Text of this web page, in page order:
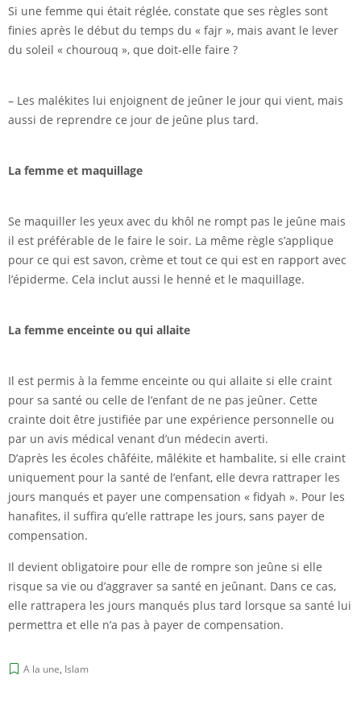
Si une femme qui était réglée, constate que ses règles sont
finies après le début du temps du « fajr », mais avant le lever
du soleil « chourouq », que doit-elle faire ?
– Les malékites lui enjoignent de jeûner le jour qui vient, mais
aussi de reprendre ce jour de jeûne plus tard.
La femme et maquillage
Se maquiller les yeux avec du khôl ne rompt pas le jeûne mais
il est préférable de le faire le soir. La même règle s’applique
pour ce qui est savon, crème et tout ce qui est en rapport avec
l’épiderme. Cela inclut aussi le henné et le maquillage.
La femme enceinte ou qui allaite
Il est permis à la femme enceinte ou qui allaite si elle craint
pour sa santé ou celle de l’enfant de ne pas jeûner. Cette
crainte doit être justifiée par une expérience personnelle ou
par un avis médical venant d’un médecin averti.
D’après les écoles châféite, mâlékite et hambalite, si elle craint
uniquement pour la santé de l’enfant, elle devra rattraper les
jours manqués et payer une compensation « fidyah ». Pour les
hanafites, il suffira qu’elle rattrape les jours, sans payer de
compensation.
Il devient obligatoire pour elle de rompre son jeûne si elle
risque sa vie ou d’aggraver sa santé en jeûnant. Dans ce cas,
elle rattrapera les jours manqués plus tard lorsque sa santé lui
permettra et elle n’a pas à payer de compensation.
A la une, Islam